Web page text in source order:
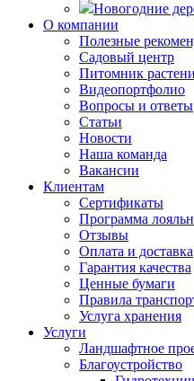
Новогодние
О компании
Полезные
Садовый центр
Питомник
Видеопортфолио
Вопросы и ответы
Статьи
Новости
Наша команда
Вакансии
Клиентам
Сертификаты
Программа
Отзывы
Оплата и доставка
Гарантия качества
Ценные бумаги
Правила
Услуга хранения
Услуги
Ландшафтное
Благоустройство